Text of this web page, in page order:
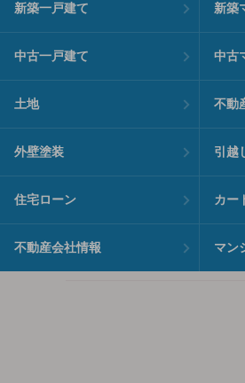
新築一戸建て 新築
中古一戸建て 中古
土地 不動
外壁塗装 引越
住宅ローン カー
不動産会社情報 マン